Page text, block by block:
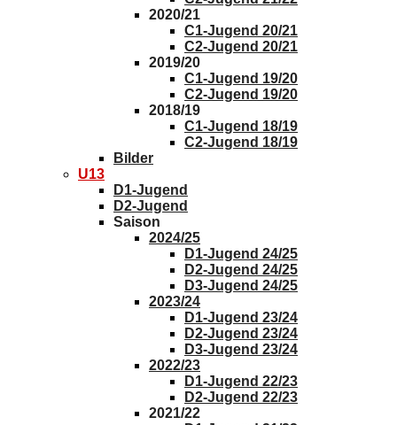
2020/21
C1-Jugend 20/21
C2-Jugend 20/21
2019/20
C1-Jugend 19/20
C2-Jugend 19/20
2018/19
C1-Jugend 18/19
C2-Jugend 18/19
Bilder
U13
D1-Jugend
D2-Jugend
Saison
2024/25
D1-Jugend 24/25
D2-Jugend 24/25
D3-Jugend 24/25
2023/24
D1-Jugend 23/24
D2-Jugend 23/24
D3-Jugend 23/24
2022/23
D1-Jugend 22/23
D2-Jugend 22/23
2021/22